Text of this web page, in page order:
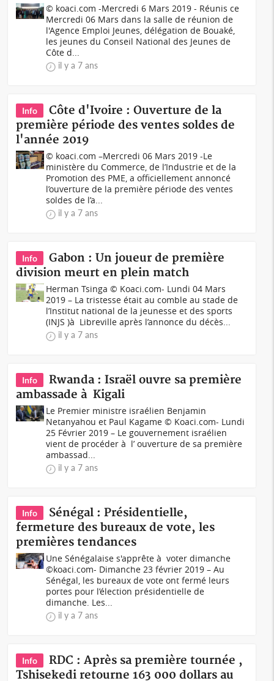
© koaci.com -Mercredi 6 Mars 2019 - Réunis ce
Mercredi 06 Mars dans la salle de réunion de
l'Agence Emploi Jeunes, délégation de Bouaké,
les jeunes du Conseil National des Jeunes de
Côte d...
il y a 7 ans
Info
Côte d'Ivoire : Ouverture de la
première période des ventes soldes de
l'année 2019
© koaci.com –Mercredi 06 Mars 2019 -Le
ministère du Commerce, de l’Industrie et de la
Promotion des PME, a officiellement annoncé
l’ouverture de la première période des ventes
soldes de l’a...
il y a 7 ans
Info
Gabon : Un joueur de première
division meurt en plein match
Herman Tsinga © Koaci.com- Lundi 04 Mars
2019 – La tristesse était au comble au stade de
l’Institut national de la jeunesse et des sports
(INJS )à Libreville après l’annonce du décès...
il y a 7 ans
Info
Rwanda : Israël ouvre sa première
ambassade à Kigali
Le Premier ministre israélien Benjamin
Netanyahou et Paul Kagame © Koaci.com- Lundi
25 Février 2019 – Le gouvernement israélien
vient de procéder à l’ ouverture de sa première
ambassad...
il y a 7 ans
Info
Sénégal : Présidentielle,
fermeture des bureaux de vote, les
premières tendances
Une Sénégalaise s'apprête à voter dimanche
©koaci.com- Dimanche 23 février 2019 – Au
Sénégal, les bureaux de vote ont fermé leurs
portes pour l’élection présidentielle de
dimanche. Les...
il y a 7 ans
Info
RDC : Après sa première tournée ,
Tshisekedi retourne 163 000 dollars au